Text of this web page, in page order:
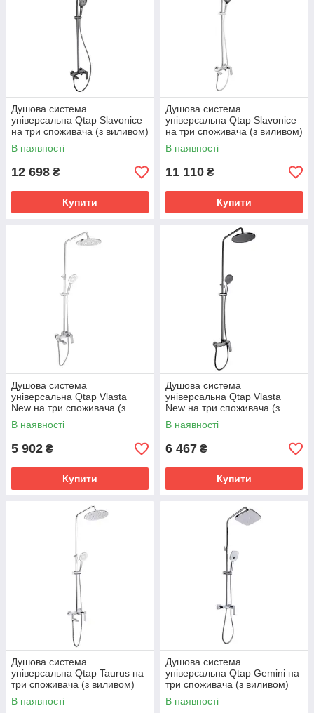
Душова система
універсальна Qtap Slavonice
на три споживача (з виливом)
QTSLA111GMB45910
Gunmetal Black PVD
В наявності
12 698 ₴
Купити
Душова система
універсальна Qtap Slavonice
на три споживача (з виливом)
QTSLA111CRM45909 Chrome
В наявності
11 110 ₴
Купити
Душова система
універсальна Qtap Vlasta
New на три споживача (з
виливом)
QTVLA111CRM45650 Chrome
В наявності
5 902 ₴
Купити
Душова система
універсальна Qtap Vlasta
New на три споживача (з
виливом)
QTVLA111GMB45651
В наявності
6 467 ₴
Купити
Душова система
універсальна Qtap Taurus на
три споживача (з виливом)
QTTAU111CRM45665 Chrome
В наявності
Душова система
універсальна Qtap Gemini на
три споживача (з виливом)
QTGEM111CRM45685
Chrome
В наявності